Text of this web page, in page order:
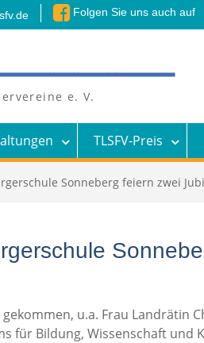
Folgen Sie uns auch auf
e. V.
TLSFV-Preis
Sonneberg feiern zwei
u.a. Frau
für Bildung, Wissenschaft und